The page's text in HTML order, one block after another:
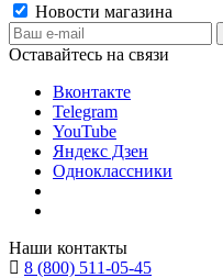
Новости магазина
Оставайтесь на связи
Вконтакте
Telegram
YouTube
Яндекс Дзен
Одноклассники
Наши контакты
8 (800) 511-05-45